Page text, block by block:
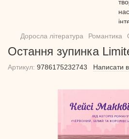
Доросла література Романтика
Остання зупинка
Артикул: 9786175232743 Написати